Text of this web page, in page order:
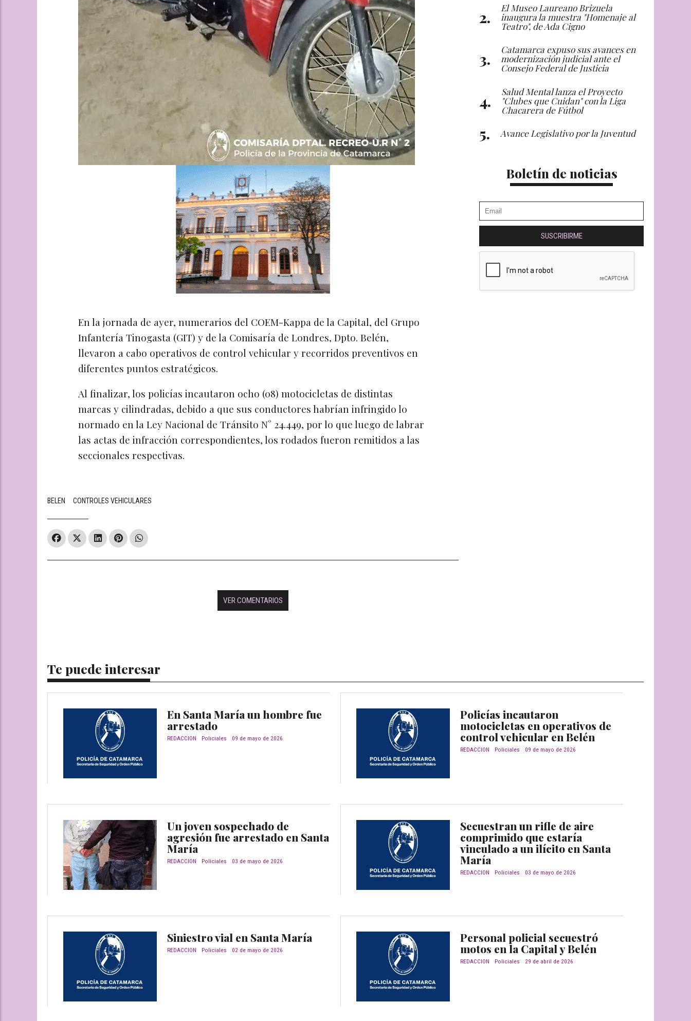
En la jornada de ayer, numerarios del COEM-Kappa de la Capital, del Grupo
Infantería Tinogasta (GIT) y de la Comisaría de Londres, Dpto. Belén,
llevaron a cabo operativos de control vehicular y recorridos preventivos en
diferentes puntos estratégicos.
Al finalizar, los policías incautaron ocho (08) motocicletas de distintas
marcas y cilindradas, debido a que sus conductores habrían infringido lo
normado en la Ley Nacional de Tránsito N° 24.449, por lo que luego de labrar
las actas de infracción correspondientes, los rodados fueron remitidos a las
seccionales respectivas.
BELEN CONTROLES VEHICULARES
VER COMENTARIOS
Te puede interesar
En Santa María un hombre fue
arrestado
REDACCION Policiales 09 de mayo de 2026
Policías incautaron
motocicletas en operativos de
control vehicular en Belén
REDACCION Policiales 09 de mayo de 2026
Un joven sospechado de
agresión fue arrestado en Santa
María
REDACCION Policiales 03 de mayo de 2026
Secuestran un rifle de aire
comprimido que estaría
vinculado a un ilícito en Santa
María
REDACCION Policiales 03 de mayo de 2026
Siniestro vial en Santa María
REDACCION Policiales 02 de mayo de 2026
Personal policial secuestró
motos en la Capital y Belén
REDACCION Policiales 29 de abril de 2026
El Museo Laureano Brizuela
inaugura la muestra "Homenaje al
Teatro", de Ada Cigno
Catamarca expuso sus avances en
modernización judicial ante el
Consejo Federal de Justicia
Salud Mental lanza el Proyecto
"Clubes que Cuidan" con la Liga
Chacarera de Fútbol
Avance Legislativo por la Juventud
Boletín de noticias
SUSCRIBIRME